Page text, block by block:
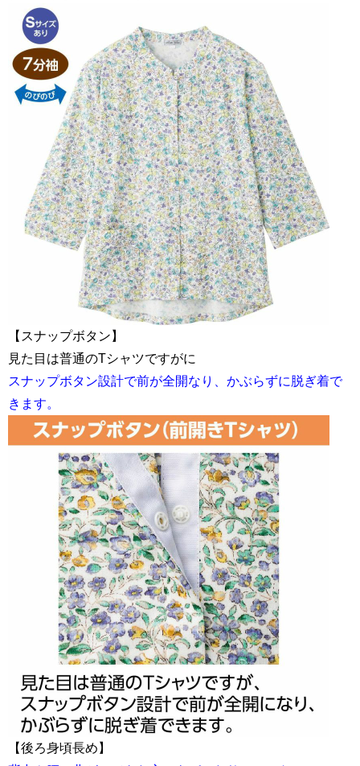
【スナップボタン】
見た目は普通のTシャツですがに
スナップボタン設計で前が全開なり、かぶらずに脱ぎ着で
きます。
【後ろ身頃長め】